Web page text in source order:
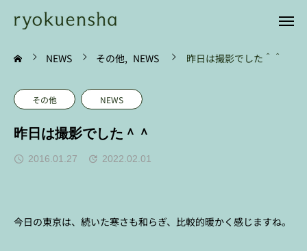
NEWS その他 NEWS 昨日は撮影でした＾＾
その他 NEWS
昨日は撮影でした＾＾
2016.01.27 2022.02.01
今日の東京は、続いた寒さも和らぎ、比較的暖かく感じますね。